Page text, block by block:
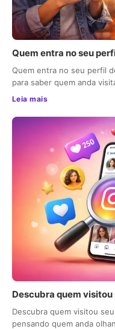
Quem entra no seu
Quem entra no seu perfil
para saber quem anda
Leia mais
Descubra quem
Descubra quem visitou
pensando quem anda